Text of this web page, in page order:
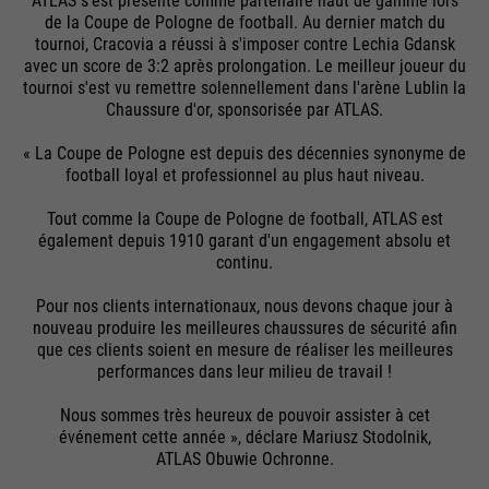
Purpose
These basic cookies are essential to
make your visit to the website
pleasant and fluid: They enable the
website to recognize you and thus
keep your session open. When a
user logs in for a closed area, it
saves the user ID as an encrypted
corresponding database entry of the
user.
Name
PHPSESSID
Providers
Ende der Sitzung
End of session
Providers
Google Analytics
Running
time
24 months
Purpose
Used to differentiate between users
and sessions
Providers
Google Analytics
Running
time
Used to determine new sessions &
External media
We use Google Maps on this website. This enables us to
show you interactive maps directly on the website and
enables you to conveniently use the map function.
Name
NID
Providers
Google Maps
time
Purpose
Used to unlock Google Maps
content. Cookies are included in
Google websites. Contains a unique
ID that Google uses to save your
Cookie information
Externe Inhalte
de la Coupe de Pologne de football. Au dernier match du
tournoi, Cracovia a réussi à s'imposer contre Lechia Gdansk
avec un score de 3:2 après prolongation. Le meilleur joueur du
tournoi s'est vu remettre solennellement dans l'arène Lublin la
Chaussure d'or, sponsorisée par ATLAS.
« La Coupe de Pologne est depuis des décennies synonyme de
football loyal et professionnel au plus haut niveau.
Tout comme la Coupe de Pologne de football, ATLAS est
également depuis 1910 garant d'un engagement absolu et
continu.
Pour nos clients internationaux, nous devons chaque jour à
nouveau produire les meilleures chaussures de sécurité afin
que ces clients soient en mesure de réaliser les meilleures
performances dans leur milieu de travail !
Nous sommes très heureux de pouvoir assister à cet
événement cette année », déclare Mariusz Stodolnik,
ATLAS Obuwie Ochronne.